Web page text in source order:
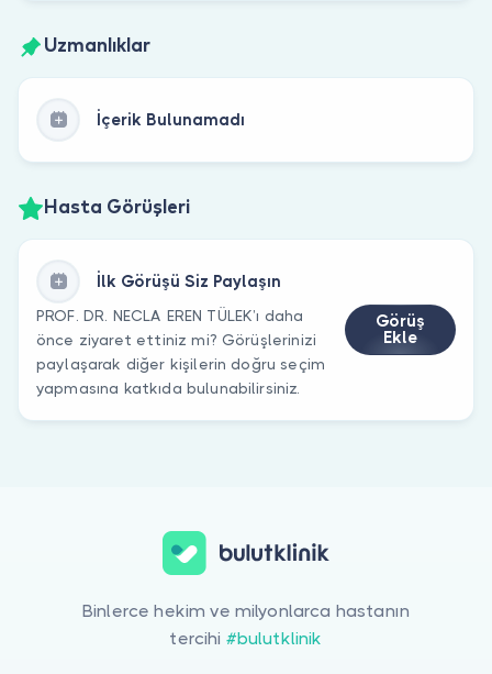
Uzmanlıklar
İçerik Bulunamadı
Hasta Görüşleri
İlk Görüşü Siz Paylaşın
PROF. DR. NECLA EREN TÜLEK’ı daha
önce ziyaret ettiniz mi? Görüşlerinizi
paylaşarak diğer kişilerin doğru seçim
yapmasına katkıda bulunabilirsiniz.
Görüş
Ekle
Binlerce hekim ve milyonlarca hastanın
tercihi #bulutklinik